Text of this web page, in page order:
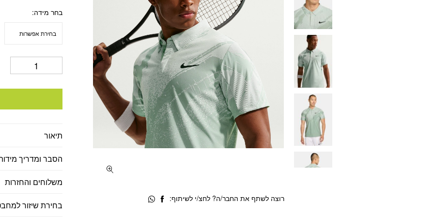
בחר מידה
תיאור
הסבר ומדריך
משלוחים והחזרות
בחירת שיזור
רוצה לשתף את החבר/ה? לחצ/י לשיתוף: